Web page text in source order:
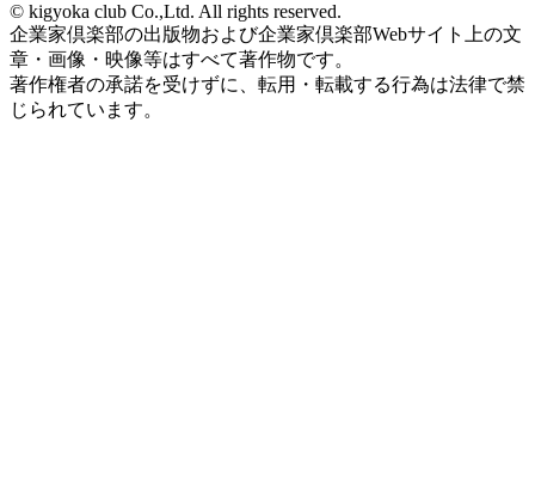
© kigyoka club Co.,Ltd. All rights reserved.
企業家倶楽部の出版物および企業家倶楽部Webサイト上の文
章・画像・映像等はすべて著作物です。
著作権者の承諾を受けずに、転用・転載する行為は法律で禁
じられています。